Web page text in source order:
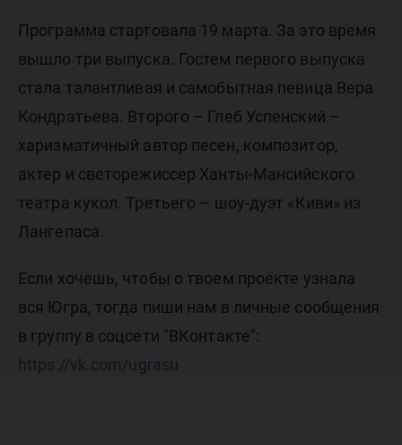
Программа стартовала 19 марта. За это время
вышло три выпуска. Гостем первого выпуска
стала талантливая и самобытная певица Вера
Кондратьева. Второго – Глеб Успенский –
харизматичный автор песен, композитор,
актер и светорежиссер Ханты-Мансийского
театра кукол. Третьего – шоу-дуэт «Киви» из
Лангепаса.
Если хочешь, чтобы о твоем проекте узнала
вся Югра, тогда пиши нам в личные сообщения
в группу в соцсети "ВКонтакте":
https://vk.com/ugrasu